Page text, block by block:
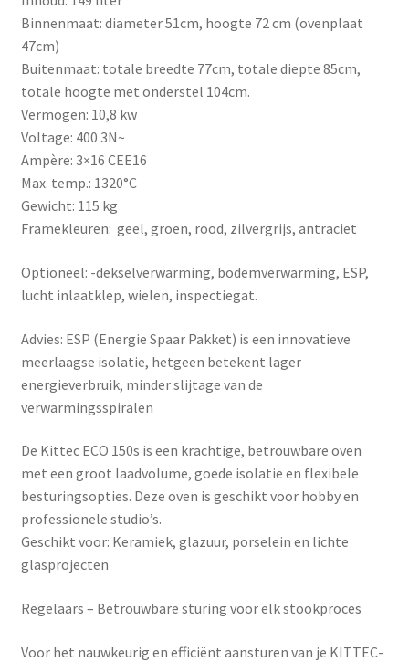
Binnenmaat: diameter 51cm, hoogte 72 cm (ovenplaat
47cm)
Buitenmaat: totale breedte 77cm, totale diepte 85cm,
totale hoogte met onderstel 104cm.
Vermogen: 10,8 kw
Voltage: 400 3N~
Ampère: 3×16 CEE16
Max. temp.: 1320°C
Gewicht: 115 kg
Framekleuren: geel, groen, rood, zilvergrijs, antraciet
Optioneel: -dekselverwarming, bodemverwarming, ESP,
lucht inlaatklep, wielen, inspectiegat.
Advies: ESP (Energie Spaar Pakket) is een innovatieve
meerlaagse isolatie, hetgeen betekent lager
energieverbruik, minder slijtage van de
verwarmingsspiralen
De Kittec ECO 150s is een krachtige, betrouwbare oven
met een groot laadvolume, goede isolatie en flexibele
besturingsopties. Deze oven is geschikt voor hobby en
professionele studio’s.
Geschikt voor: Keramiek, glazuur, porselein en lichte
glasprojecten
Regelaars – Betrouwbare sturing voor elk stookproces
Voor het nauwkeurig en efficiënt aansturen van je KITTEC-